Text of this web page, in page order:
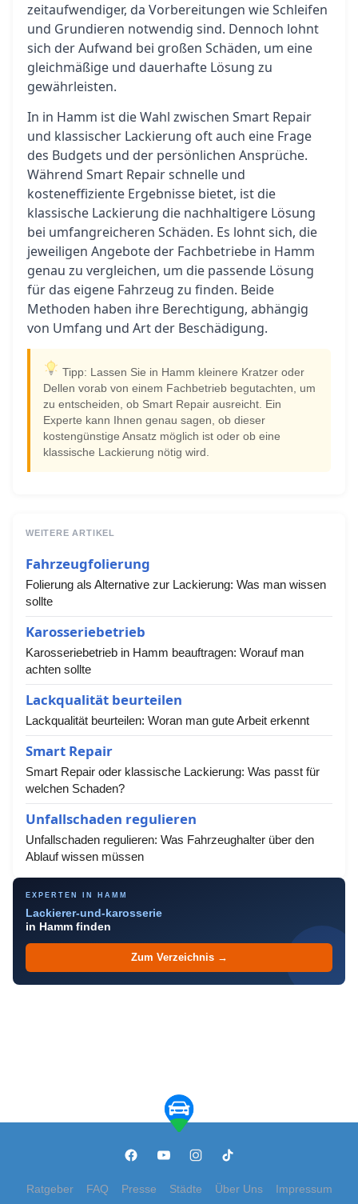
zeitaufwendiger, da Vorbereitungen wie Schleifen
und Grundieren notwendig sind. Dennoch lohnt
sich der Aufwand bei großen Schäden, um eine
gleichmäßige und dauerhafte Lösung zu
gewährleisten.
In in Hamm ist die Wahl zwischen Smart Repair
und klassischer Lackierung oft auch eine Frage
des Budgets und der persönlichen Ansprüche.
Während Smart Repair schnelle und
kosteneffiziente Ergebnisse bietet, ist die
klassische Lackierung die nachhaltigere Lösung
bei umfangreicheren Schäden. Es lohnt sich, die
jeweiligen Angebote der Fachbetriebe in Hamm
genau zu vergleichen, um die passende Lösung
für das eigene Fahrzeug zu finden. Beide
Methoden haben ihre Berechtigung, abhängig
von Umfang und Art der Beschädigung.
Tipp: Lassen Sie in Hamm kleinere Kratzer oder
Dellen vorab von einem Fachbetrieb begutachten, um
zu entscheiden, ob Smart Repair ausreicht. Ein
Experte kann Ihnen genau sagen, ob dieser
kostengünstige Ansatz möglich ist oder ob eine
klassische Lackierung nötig wird.
WEITERE ARTIKEL
Fahrzeugfolierung
Folierung als Alternative zur Lackierung: Was man wissen
sollte
Karosseriebetrieb
Karosseriebetrieb in Hamm beauftragen: Worauf man
achten sollte
Lackqualität beurteilen
Lackqualität beurteilen: Woran man gute Arbeit erkennt
Smart Repair
Smart Repair oder klassische Lackierung: Was passt für
welchen Schaden?
Unfallschaden regulieren
Unfallschaden regulieren: Was Fahrzeughalter über den
Ablauf wissen müssen
EXPERTEN IN HAMM
Lackierer-und-karosserie
in Hamm finden
Zum Verzeichnis →
Ratgeber FAQ Presse Städte Über Uns Impressum